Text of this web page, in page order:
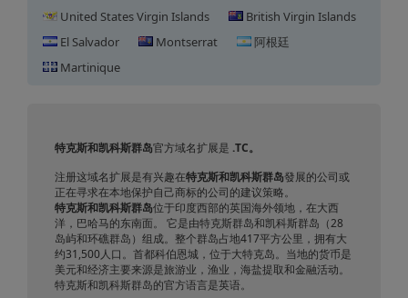
United States Virgin Islands
British Virgin Islands
El Salvador
Montserrat
阿根廷
Martinique
特克斯和凯科斯群岛域名注册
特克斯和凯科斯群岛官方域名扩展是 .TC。
注册这域名扩展是有兴趣在特克斯和凯科斯群岛發展的公司或
正在寻求在本地保护自己商标的公司的建议策略。
特克斯和凯科斯群岛位于印度西部的英国海外领地，在大西
洋，巴哈马的东南面。 它是由特克斯群岛和凯科斯群岛（28
岛屿和环礁群岛）组成。整个群岛占地417平方公里，拥有大
约31,500人口。首都科伯恩城，位于大特克岛。当地的货币是
美元和经济主要来源是旅游业，渔​​业，海盐提取和金融活动。
特克斯和凯科斯群岛的官方语言是英语。